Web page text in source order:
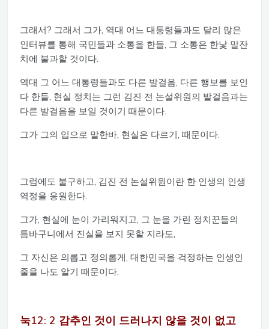
그래서? 그래서 그가, 역대 어느 대통령들과도 달리 많은
인터뷰를 통해 국민들과 소통을 한들, 그 소통은 한낯 말잔
치에 불과할 것이다.
역대 그 어느 대통령들과도 다른 발걸음, 다른 행보를 보인
다 한들, 현실 정치는 그런 김진 전 논설위원의 발걸음과는
다른 발걸음을 보일 것이기 때문이다.
그가 그의 입으로 말한바, 현실은 다르기, 때문이다.
그럼에도 불구하고, 김진 전 논설위원이란 한 인생의 인생
역정을 응원한다.
그가, 현실에 눈이 가리워지고, 그 눈을 가린 정치꾼들의
틈바구니에서 진실을 보지 못할 지라도,
그 자신은 의롭고 정의롭게, 대한민국을 걱정하는 인생인
줄을 나도 알기 때문이다.
눅12: 2 감추인 것이 드러나지 않을 것이 없고